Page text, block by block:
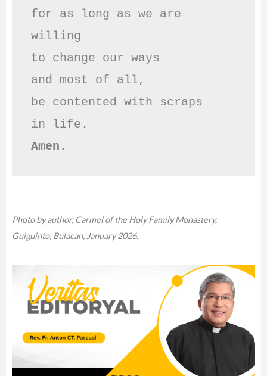
for as long as we are
willing
to change our ways
and most of all,
be contented with scraps
Amen.
Photo by author, Carmel of the Holy Family Monastery,
Guiguinto, Bulacan, January 2026.